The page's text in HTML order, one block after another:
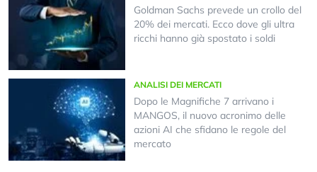
Goldman Sachs prevede un crollo del
20% dei mercati. Ecco dove gli ultra
ricchi hanno già spostato i soldi
ANALISI DEI MERCATI
Dopo le Magnifiche 7 arrivano i
MANGOS, il nuovo acronimo delle
azioni AI che sfidano le regole del
mercato